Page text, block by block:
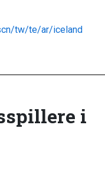
tw/te/ar/iceland
i